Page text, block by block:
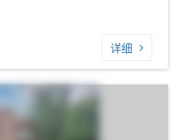
详细